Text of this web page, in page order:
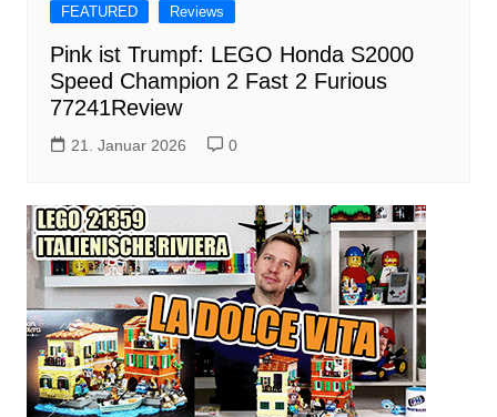
FEATURED Reviews
Pink ist Trumpf: LEGO Honda S2000
Speed Champion 2 Fast 2 Furious
77241Review
21. Januar 2026 0